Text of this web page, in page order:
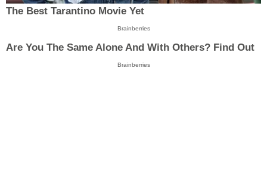
The Best Tarantino Movie Yet
Brainberries
Are You The Same Alone And With Others? Find Out
Brainberries